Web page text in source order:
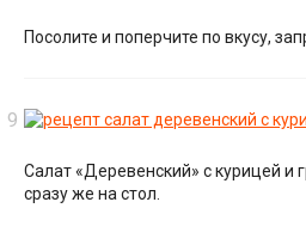
Посолите и поперчите по вкусу,
Салат «Деревенский» с курицей и
сразу же на стол.